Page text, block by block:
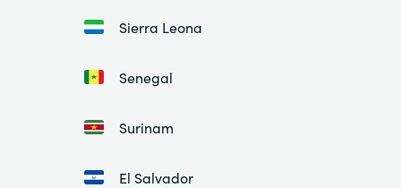
Sierra Leona
Senegal
Surinam
El Salvador